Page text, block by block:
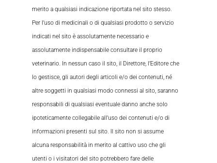
merito a qualsiasi indicazione riportata nel sito stesso.
Per l’uso di medicinali o di qualsiasi prodotto o servizio
indicati nel sito è assolutamente necessario e
assolutamente indispensabile consultare il proprio
veterinario. In nessun caso il sito, il Direttore, l’Editore che
lo gestisce, gli autori degli articoli e/o dei contenuti, né
altre soggetti in qualsiasi modo connessi al sito, saranno
responsabili di qualsiasi eventuale danno anche solo
ipoteticamente collegabile all’uso dei contenuti e/o di
informazioni presenti sul sito. Il sito non si assume
alcuna responsabilità in merito al cattivo uso che gli
utenti o i visitatori del sito potrebbero fare delle